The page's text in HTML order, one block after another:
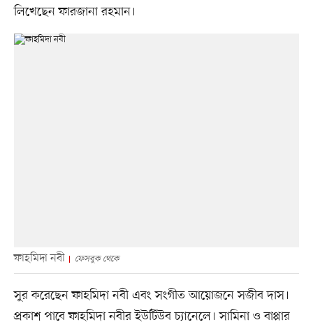
লিখেছেন ফারজানা রহমান।
ফাহমিদা নবী ফেসবুক থেকে
সুর করেছেন ফাহমিদা নবী এবং সংগীত আয়োজনে সজীব দাস।
প্রকাশ পাবে ফাহমিদা নবীর ইউটিউব চ্যানেলে। সামিনা ও বাপ্পার